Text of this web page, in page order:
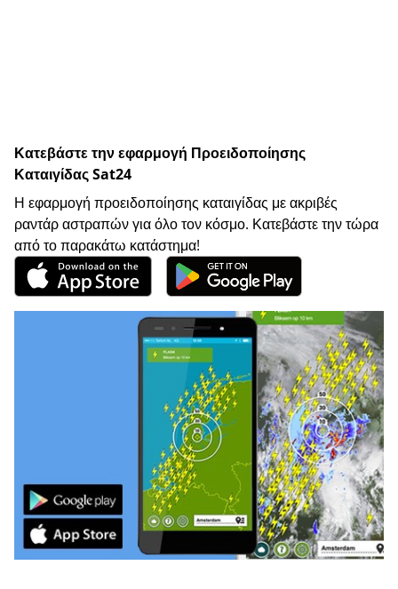
Κατεβάστε την εφαρμογή Προειδοποίησης
Καταιγίδας Sat24
Η εφαρμογή προειδοποίησης καταιγίδας με ακριβές
ραντάρ αστραπών για όλο τον κόσμο. Κατεβάστε την τώρα
από το παρακάτω κατάστημα!